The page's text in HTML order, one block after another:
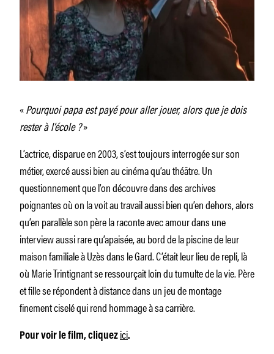
«Pourquoi papa est payé pour aller jouer, alors que je dois
rester à l’école ?»
L’actrice, disparue en 2003, s’est toujours interrogée sur son
métier, exercé aussi bien au cinéma qu’au théâtre. Un
questionnement que l’on découvre dans des archives
poignantes où on la voit au travail aussi bien qu’en dehors, alors
qu’en parallèle son père la raconte avec amour dans une
interview aussi rare qu’apaisée, au bord de la piscine de leur
maison familiale à Uzès dans le Gard. C’était leur lieu de repli, là
où Marie Trintignant se ressourçait loin du tumulte de la vie. Père
et fille se répondent à distance dans un jeu de montage
finement ciselé qui rend hommage à sa carrière.
Pour voir le film, cliquez ici.